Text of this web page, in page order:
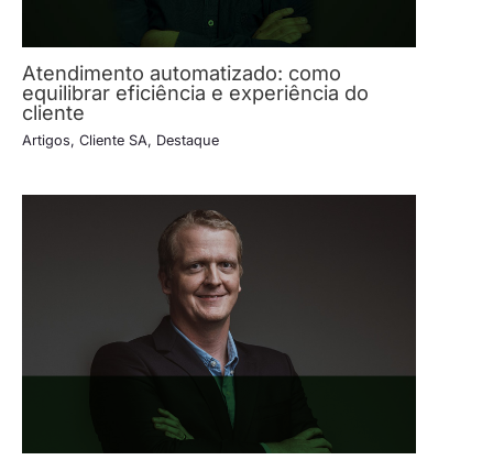
Atendimento automatizado: como
equilibrar eficiência e experiência do
cliente
Artigos, Cliente SA, Destaque